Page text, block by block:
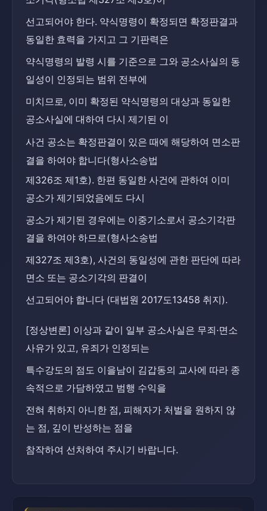
선고되어야 한다. 약식명령이 확정되면 확정판결과
동일한 효력을 가지고 그 기판력은
약식명령의 발령 시를 기준으로 그와 공소사실의 동
일성이 인정되는 범위 전부에
미치므로, 이미 확정된 약식명령의 대상과 동일한
공소사실에 대하여 다시 제기된 이
사건 공소는 확정판결이 있은 때에 해당하여 면소판
결을 하여야 합니다(형사소송법
제326조 제1호). 한편 동일한 사건에 관하여 이미
공소가 제기되었음에도 다시
공소가 제기된 경우에는 이중기소로서 공소기각판
결을 하여야 하므로(형사소송법
제327조 제3호), 사건의 동일성에 관한 판단에 따라
면소 또는 공소기각의 판결이
선고되어야 합니다 (대법원 2017도13458 취지).
[정상변론] 이상과 같이 일부 공소사실은 무죄·면소
사유가 있고, 유죄가 인정되는
특수강도의 점도 이을남이 김갑동의 교사에 따라 종
속적으로 가담하였고 범행 수익을
전혀 취하지 아니한 점, 피해자가 처벌을 원하지 않
는 점, 깊이 반성하는 점을
참작하여 선처하여 주시기 바랍니다.